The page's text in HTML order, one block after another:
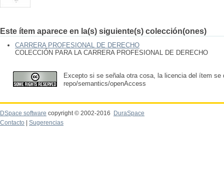
Este ítem aparece en la(s) siguiente(s) colección(ones)
CARRERA PROFESIONAL DE DERECHO
COLECCIÓN PARA LA CARRERA PROFESIONAL DE DERECHO
Excepto si se señala otra cosa, la licencia del ítem se
repo/semantics/openAccess
DSpace software copyright © 2002-2016
DuraSpace
Contacto
Sugerencias